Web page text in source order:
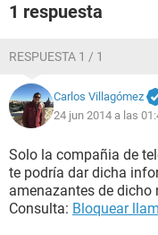
1 respuesta
RESPUESTA 1 / 1
Carlos Villagómez
24 jun 2014 a las
Solo la compañia de
te podría dar dicha
amenazantes de dicho
Consulta: Bloquear